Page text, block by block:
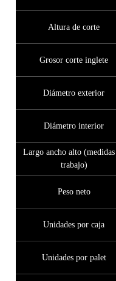
Altura de corte
Grosor corte inglete
Diámetro exterior
Diámetro interior
Largo ancho alto (medidas
trabajo)
Peso neto
Unidades por caja
Unidades por palet